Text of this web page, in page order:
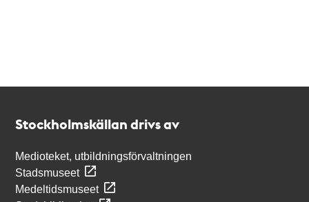
Stockholmskällan drivs av
Medioteket, utbildningsförvaltningen
Stadsmuseet
Medeltidsmuseet